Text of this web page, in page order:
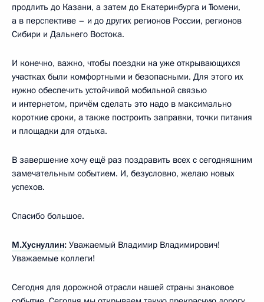
продлить до Казани, а затем до Екатеринбурга и Тюмени,
а в перспективе – и до других регионов России, регионов
Сибири и Дальнего Востока.
И конечно, важно, чтобы поездки на уже открывающихся
участках были комфортными и безопасными. Для этого их
нужно обеспечить устойчивой мобильной связью
и интернетом, причём сделать это надо в максимально
короткие сроки, а также построить заправки, точки питания
и площадки для отдыха.
В завершение хочу ещё раз поздравить всех с сегодняшним
замечательным событием. И, безусловно, желаю новых
успехов.
Спасибо большое.
М.Хуснуллин: Уважаемый Владимир Владимирович!
Уважаемые коллеги!
Сегодня для дорожной отрасли нашей страны знаковое